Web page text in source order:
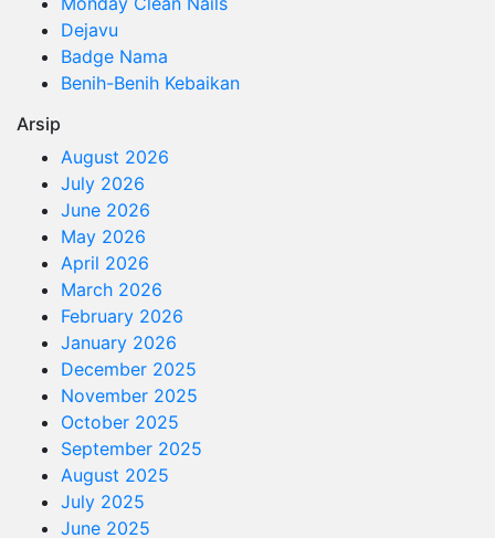
Dejavu
Badge Nama
Benih-Benih Kebaikan
Arsip
August 2026
July 2026
June 2026
May 2026
April 2026
March 2026
February 2026
January 2026
December 2025
November 2025
October 2025
September 2025
August 2025
July 2025
June 2025